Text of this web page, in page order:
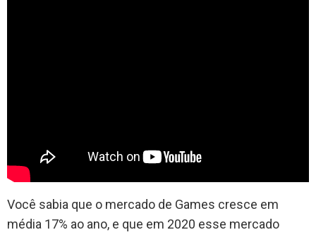
Você sabia que o mercado de Games cresce em
média 17% ao ano, e que em 2020 esse mercado